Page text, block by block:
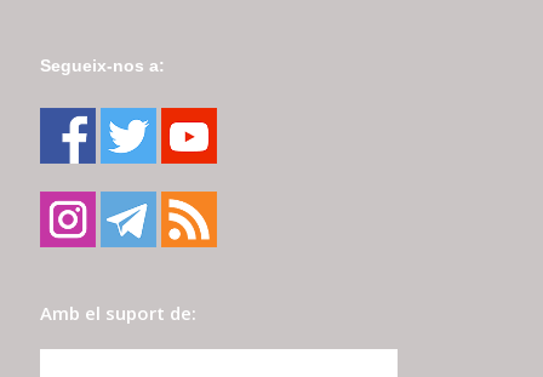
Segueix-nos a:
Amb el suport de: